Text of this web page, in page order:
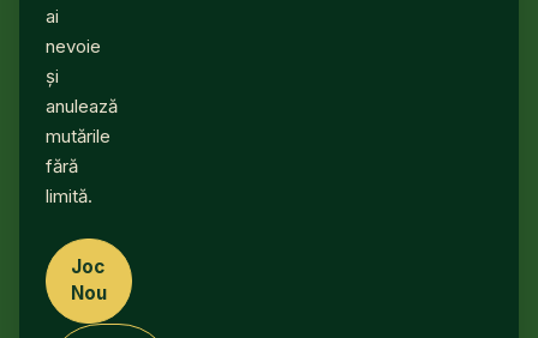
ai
nevoie
și
anulează
mutările
fără
limită.
Joc
Nou